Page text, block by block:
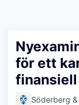
för ett
Söderberg